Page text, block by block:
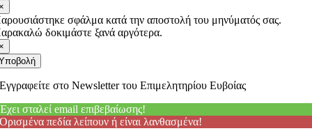
σφάλμα κατά την αποστολή του μηνύματός σας.
δοκιμάστε ξανά αργότερα.
Εγγραφείτε στο Newsletter του Επιμελητηρίου Ευβοίας
Έχει σταλεί email επιβεβαίωσης!
Ορισμένα πεδία λείπουν ή είναι λανθασμένα!